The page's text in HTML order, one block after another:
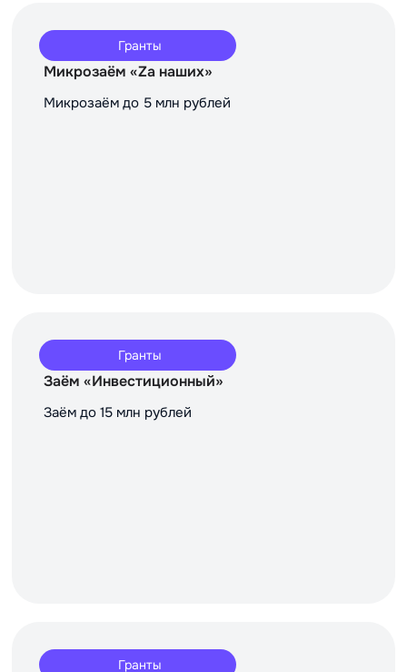
Гранты
Микрозаём «Za наших»
Микрозаём до 5 млн рублей
Гранты
Заём «Инвестиционный»
Заём до 15 млн рублей
Гранты